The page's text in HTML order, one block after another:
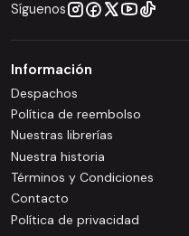
Síguenos
Información
Despachos
Política de reembolso
Nuestras librerías
Nuestra historia
Términos y Condiciones
Contacto
Política de privacidad